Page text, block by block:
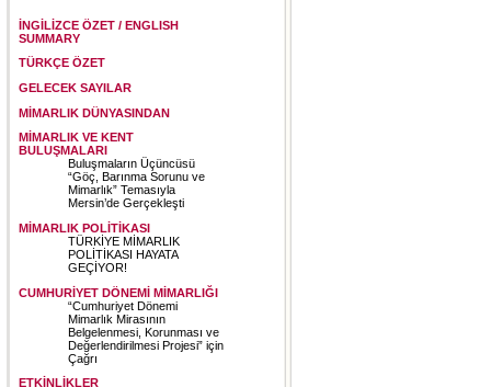
İNGİLİZCE ÖZET / ENGLISH
SUMMARY
TÜRKÇE ÖZET
GELECEK SAYILAR
MİMARLIK DÜNYASINDAN
MİMARLIK VE KENT
BULUŞMALARI
Buluşmaların Üçüncüsü
“Göç, Barınma Sorunu ve
Mimarlık” Temasıyla
Mersin’de Gerçekleşti
MİMARLIK POLİTİKASI
TÜRKİYE MİMARLIK
POLİTİKASI HAYATA
GEÇİYOR!
CUMHURİYET DÖNEMİ MİMARLIĞI
“Cumhuriyet Dönemi
Mimarlık Mirasının
Belgelenmesi, Korunması ve
Değerlendirilmesi Projesi” için
Çağrı
ETKİNLİKLER